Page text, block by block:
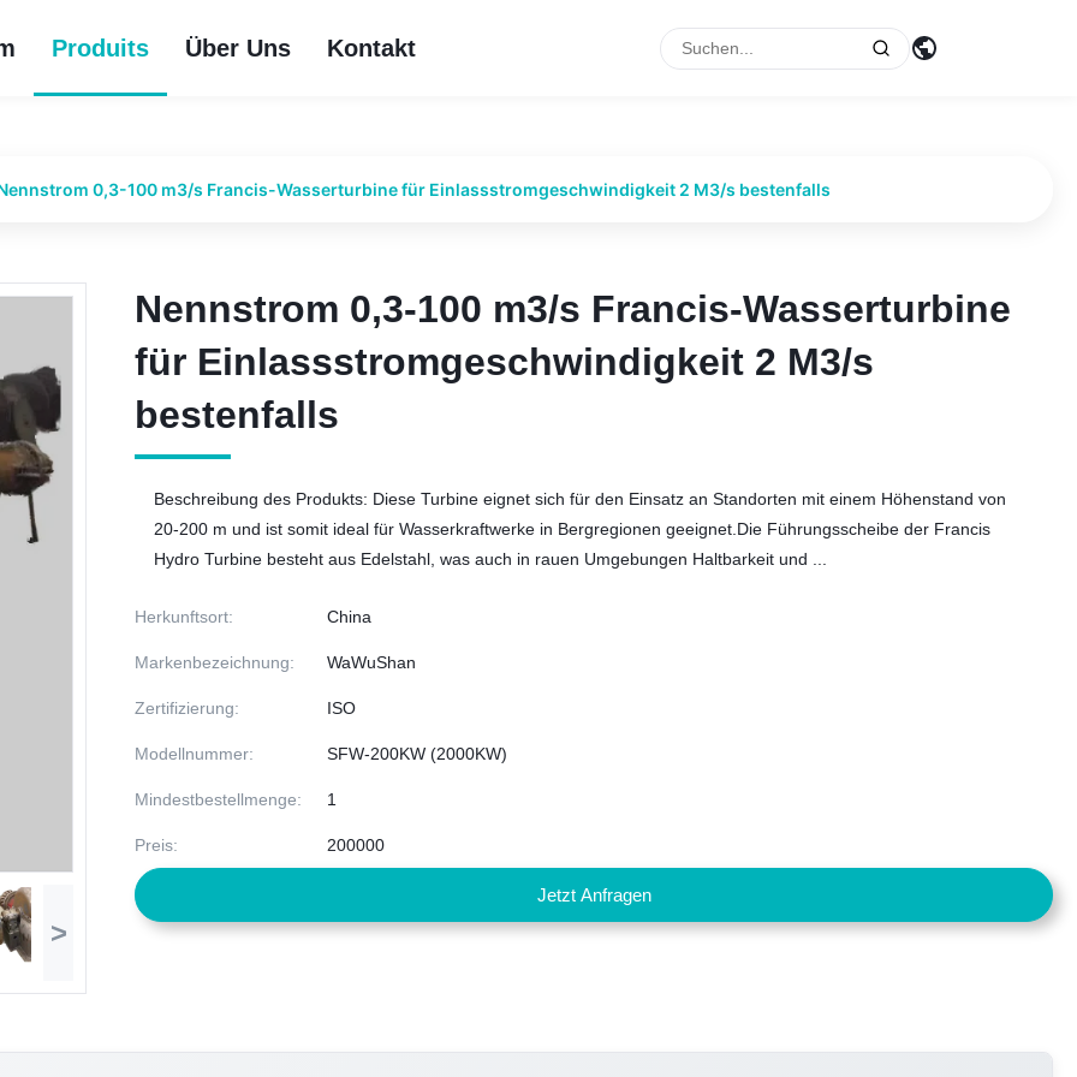
Produits Über Uns Kontakt
0,3-100 m3/s Francis-Wasserturbine für Einlassstromgeschwindigkeit 2 M3/s bestenfalls
>
Nennstrom 0,3-100 m3/s Francis-Wasserturbine
für Einlassstromgeschwindigkeit 2 M3/s
bestenfalls
Nennstrom 0,3-100 m3/s Francis-Wasserturbine
für Einlassstromgeschwindigkeit 2 M3/s
bestenfalls
Beschreibung des Produkts: Diese Turbine eignet sich für den Einsatz an Standorten mit einem Höhenstand von
20-200 m und ist somit ideal für Wasserkraftwerke in Bergregionen geeignet.Die Führungsscheibe der Francis
Hydro Turbine besteht aus Edelstahl, was auch in rauen Umgebungen Haltbarkeit und ...
Herkunftsort: China
Markenbezeichnung: WaWuShan
Zertifizierung: ISO
Modellnummer: SFW-200KW (2000KW)
Mindestbestellmenge: 1
Preis: 200000
Jetzt Anfragen